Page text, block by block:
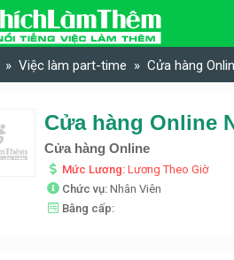
Việc làm part-time Cửa hàng
Cửa hàng Online
Cửa hàng Online
Mức Lương: Lương Theo Giờ
Chức vụ: Nhân Viên
Bằng cấp: